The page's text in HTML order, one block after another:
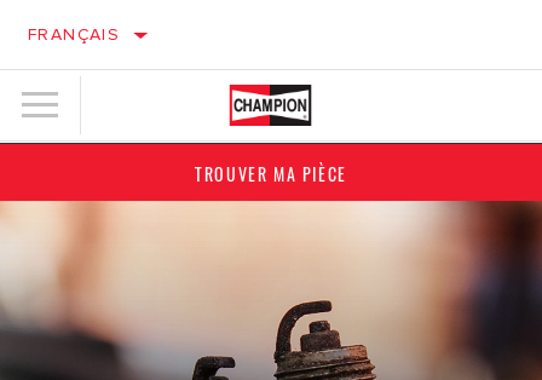
FRANÇAIS
TROUVER MA PIÈCE